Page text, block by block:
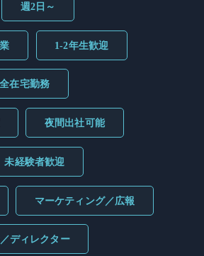
週2日～
1-2年生歓迎
在宅勤務
夜間出社可能
未経験者歓迎
マーケティング／広報
ディレクター